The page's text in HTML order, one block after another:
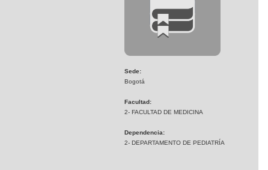
Sede:
Bogotá
Facultad:
2- FACULTAD DE MEDICINA
Dependencia:
2- DEPARTAMENTO DE PEDIATRÍA